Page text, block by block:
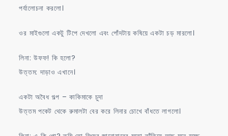
পর্যালোচনা করলো।
ওর মাইগুলো একটু টিপে দেখলো এবং পোঁদটায় কষিয়ে একটা চড় মারলো।
লিনা: উফফ! কি হলো?
উত্তম: দাড়াও এখানে।
একটা অবৈধ গল্প – কাকিমাকে চুদা
উত্তম পকেট থেকে রুমালটা বের করে লিনার চোখে বাঁধতে লাগলো।